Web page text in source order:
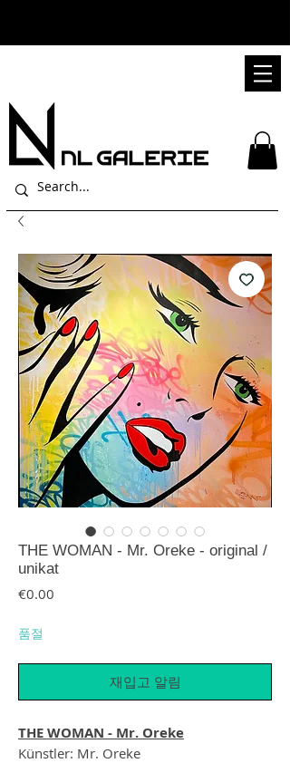
THE WOMAN - Mr. Oreke - original /
unikat
€0.00
품절
재입고 알림
THE WOMAN - Mr. Oreke
Künstler: Mr. Oreke